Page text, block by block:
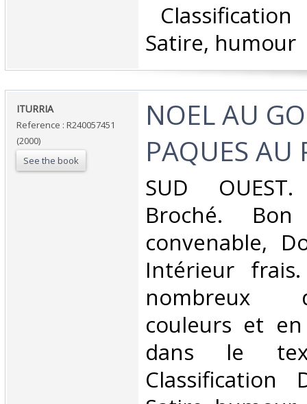
Satire, humour‎
‎ITURRIA‎
Reference : R240057451
(2000)
See the book
‎NOEL AU
PAQUES AU
‎SUD
Broché.
convenable,
Intérieur
nombreux
couleurs et
dans le
Classification